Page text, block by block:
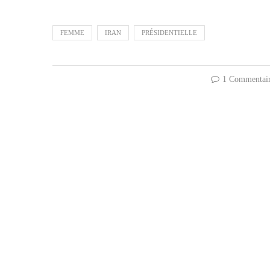
FEMME IRAN PRÉSIDENTIELLE
1